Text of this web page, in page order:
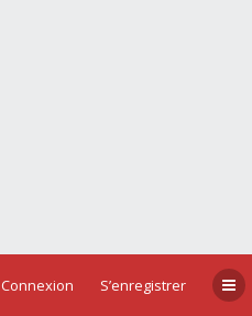
Connexion S’enregistrer